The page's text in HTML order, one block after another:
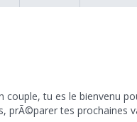
couple, tu es le bienvenu
prÃ©parer tes prochaines